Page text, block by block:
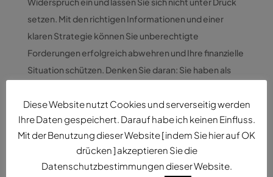
setzen. Mit den richtigen Informationen und einer
klaren Strategie können Sie unberechtigte
Forderungen erfolgreich abwehren und Ihre finanzielle
Situation schützen. Denken Sie daran: Sie haben als
konsequent.
STARTSEITE
Diese Website nutzt Cookies und serverseitig werden
Ihre Daten gespeichert. Darauf habe ich keinen Einfluss.
Mit der Benutzung dieser Website [ indem Sie hier auf OK
drücken ] akzeptieren Sie die
Datenschutzbestimmungen dieser Website.